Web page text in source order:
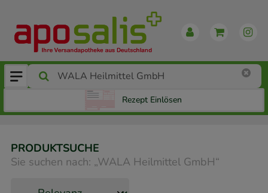
Rezept Einlösen
PRODUKTSUCHE
Sie suchen nach: „WALA Heilmittel GmbH“